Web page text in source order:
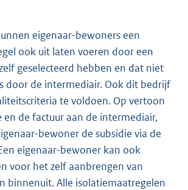
eigenaar-bewoners een
ook uit laten voeren door een
geselecteerd hebben en dat niet
door de intermediair. Ook dit bedrijf
te voldoen. Op vertoon
de factuur aan de intermediair,
bewoner de subsidie via de
eigenaar-bewoner kan ook
voor het zelf aanbrengen van
binnenuit. Alle isolatiemaatregelen